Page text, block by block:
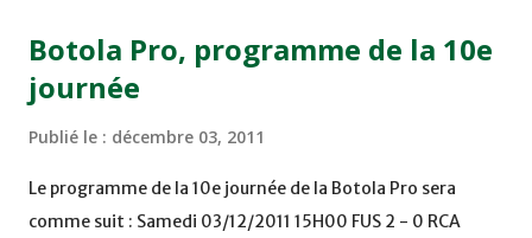
Botola Pro, programme de la 10e
journée
Publié le : décembre 03, 2011
Le programme de la 10e journée de la Botola Pro sera
comme suit : Samedi 03/12/2011 15H00 FUS 2 - 0 RCA